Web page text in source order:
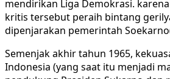
mendirikan Liga Demokrasi.
kritis tersebut peraih bintang
dipenjarakan pemerintah
Semenjak akhir tahun 1965,
Indonesia (yang saat itu menjadi